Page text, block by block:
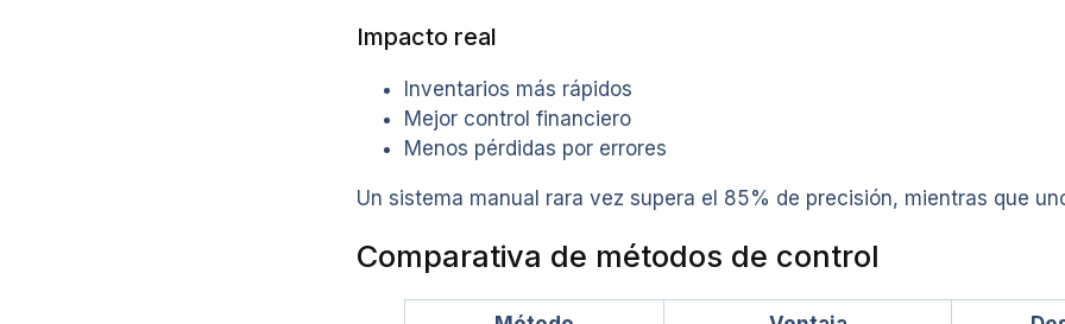
Impacto real
Inventarios más rápidos
Mejor control financiero
Menos pérdidas por errores
Un sistema manual rara vez supera el 85% de precisión, mientras que
Comparativa de métodos de control